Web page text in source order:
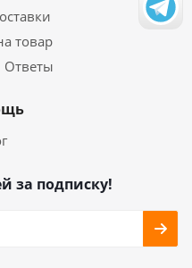
товар
Ответы
за подписку!